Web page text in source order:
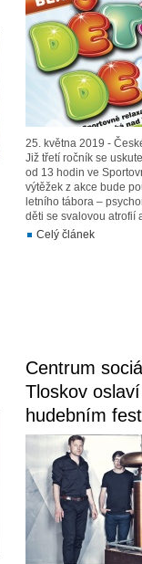
25. května 2019 -
Již třetí ročník se
od 13 hodin ve
výtěžek z akce bude
letního tábora –
děti se svalovou atrofií
Celý článek
Centrum
Tloskov
hudebním